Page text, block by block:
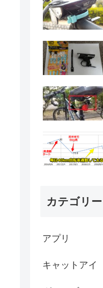
カテゴリー
アプリ
キャットアイ